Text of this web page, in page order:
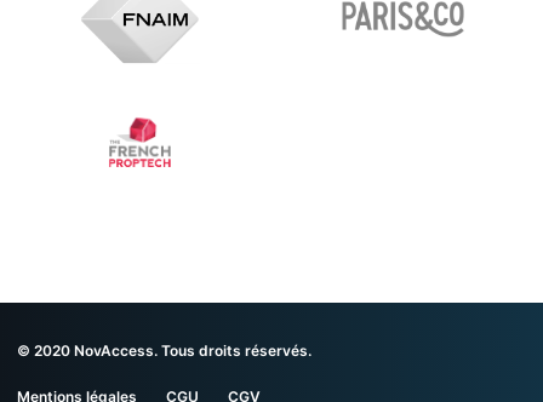
© 2020 NovAccess. Tous droits réservés.
Mentions légales CGU CGV